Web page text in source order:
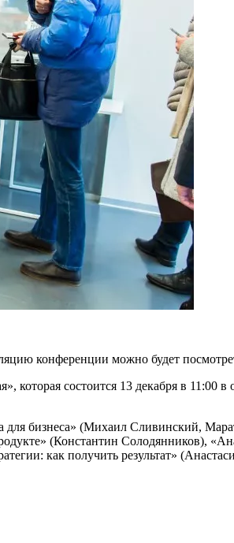
конференции можно будет
состоится 13 декабря в 11:00
бизнеса» (Михаил Сливинский,
(Константин Солодянников),
как получить результат»